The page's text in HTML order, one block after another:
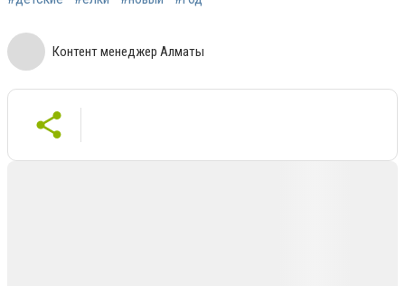
Контент менеджер Алматы